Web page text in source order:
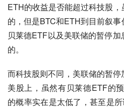
ETH的收益是否能超过科技股
的，但是BTC和ETH到目前叙
贝莱德ETF以及美联储的暂停
的。
而科技股则不同，美联储的暂
美股上，虽然有贝莱德ETF的
的概率实在是太低了，甚至是